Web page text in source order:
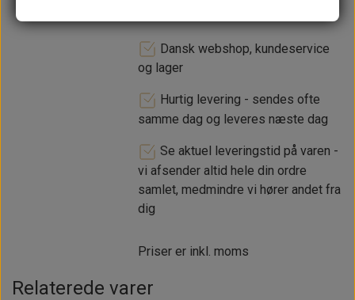
Dansk webshop, kundeservice
og lager
Hurtig levering - sendes ofte
samme dag og leveres næste dag
Se aktuel leveringstid på varen -
vi afsender altid hele din ordre
samlet, medmindre vi hører andet fra
dig
Priser er inkl. moms
Relaterede varer